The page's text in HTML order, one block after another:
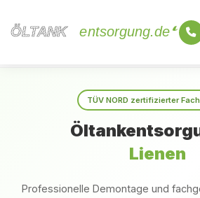
ÖLTANK
ÖLTANK entsorgung.de
TÜV NORD zertifizierter
Lienen
Professionelle Demontage und